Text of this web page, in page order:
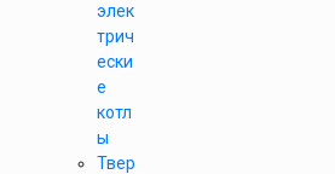
элек
трич
ески
е
котл
ы
Твер